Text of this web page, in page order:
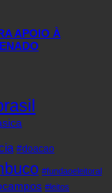
APOIO À
#doacao
#fundaoeleitoral
#leitos